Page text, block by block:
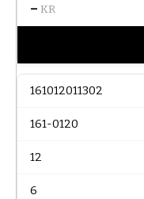
– KR
161012011302
161-0120
12
6